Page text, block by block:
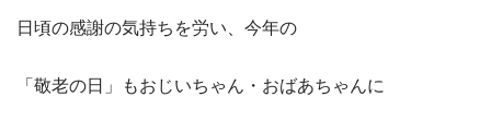
日頃の感謝の気持ちを労い、今年の
「敬老の日」もおじいちゃん・おばあちゃんに